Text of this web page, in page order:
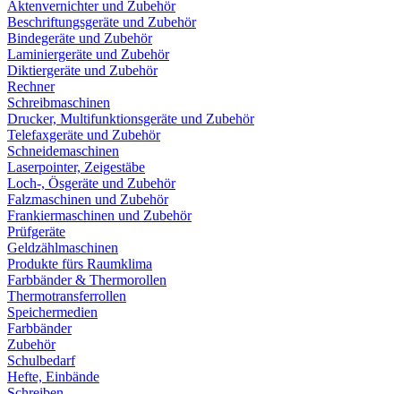
Aktenvernichter und Zubehör
Beschriftungsgeräte und Zubehör
Bindegeräte und Zubehör
Laminiergeräte und Zubehör
Diktiergeräte und Zubehör
Rechner
Schreibmaschinen
Drucker, Multifunktionsgeräte und Zubehör
Telefaxgeräte und Zubehör
Schneidemaschinen
Laserpointer, Zeigestäbe
Loch-, Ösgeräte und Zubehör
Falzmaschinen und Zubehör
Frankiermaschinen und Zubehör
Prüfgeräte
Geldzählmaschinen
Produkte fürs Raumklima
Farbbänder & Thermorollen
Thermotransferrollen
Speichermedien
Farbbänder
Zubehör
Schulbedarf
Hefte, Einbände